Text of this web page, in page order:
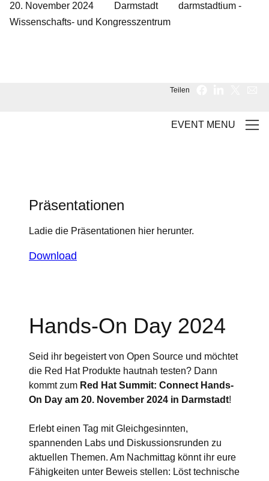
20. November 2024 Darmstadt
darmstadtium -
Wissenschafts- und Kongresszentrum
Teilen
EVENT MENU
Präsentationen
Ladie die Präsentationen hier herunter.
Download
Hands-On Day 2024
Seid ihr begeistert von Open Source und möchtet
die Red Hat Produkte hautnah testen? Dann
kommt zum Red Hat Summit: Connect Hands-
On Day am 20. November 2024 in Darmstadt!
Erlebt einen Tag mit Gleichgesinnten,
spannenden Labs und Diskussionsrunden zu
aktuellen Themen. Am Nachmittag könnt ihr eure
Fähigkeiten unter Beweis stellen: Löst technische